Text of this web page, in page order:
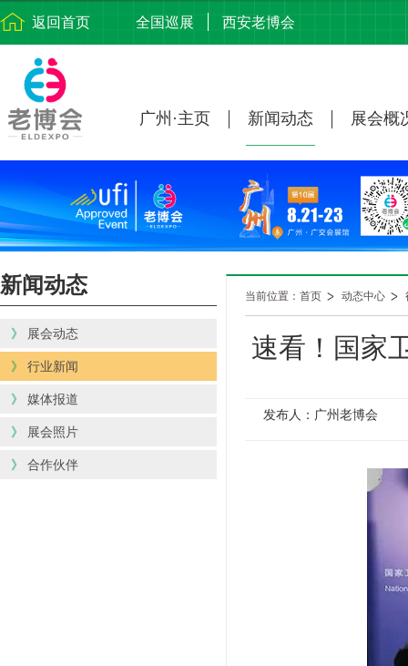
返回首页 全国巡展 西安老博会
广州·主页 新闻动态 展会概
新闻动态
》 展会动态
》 行业新闻
》 媒体报道
》 展会照片
》 合作伙伴
当前位置：首页 动态中心
速看！国家
发布人：广州老博会